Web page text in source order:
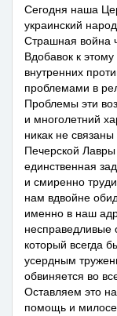
Сегодня наша
украинский
Страшная война
Вдобавок к
внутренних
проблемами в
Проблемы эти
и многолетний
никак не
Печерской
единственная
и смиренно
нам вдвойне
именно в наш
который всегда
усердным
обвиняется во
Оставляем это
помощь и